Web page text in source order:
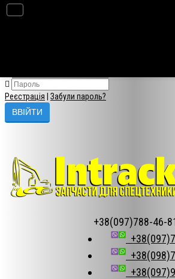
Реєстрація Забули пароль?
+38(097)788-46-